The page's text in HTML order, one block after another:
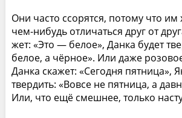
Они часто ссорятся, потому что им
чем-нибудь отличаться друг от
жет: «Это — белое», Данка будет
белое, а чёрное». Или даже
Дан­ка скажет: «Сегодня пятница»,
твердить: «Вовсе не пятница, а
Или, что ещё смешнее, только